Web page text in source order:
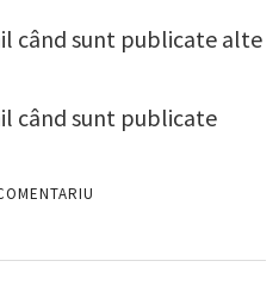
când sunt publicate alte
când sunt publicate